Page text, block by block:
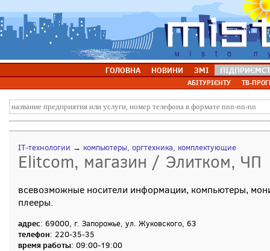
ГОЛОВНА НОВИНИ ЗМІ
АБІТУРІЄНТУ ТВ-
IT-технологии → компьютеры, оргтехника, комплектующие
Elitcom, магазин / Элитком, ЧП
всевозможные носители информации, компьютеры,
плееры.
адрес: 69000, г. Запорожье, ул. Жуковского, 63
телефон: 220-35-35
время работы: 09:00-19:00